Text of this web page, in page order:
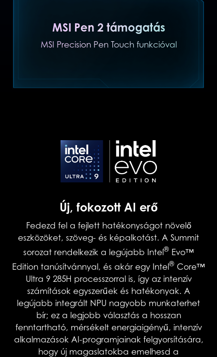
MSI Pen 2 támogatás
MSI Precision Pen Touch funkcióval
Új, fokozott AI erő
Fedezd fel a fejlett hatékonyságot növelő
eszközöket, szöveg- és képalkotást. A Summit
sorozat rendelkezik a legújabb Intel ® Evo™
Edition tanúsítvánnyal, és akár egy Intel® Core™
Ultra 9 285H processzorral is, így az intenzív
számítások egyszerűek és hatékonyak. A
legújabb integrált NPU nagyobb munkaterhet
bír; ez a legjobb választás a hosszan
fenntartható, mérsékelt energiaigényű, intenzív
alkalmazások AI-programjainak felgyorsítására,
hogy új magaslatokba emelhesd a